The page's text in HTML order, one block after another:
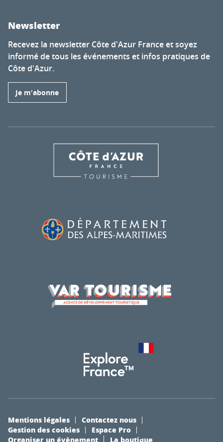
Newsletter
Recevez la newsletter Côte d'Azur France et soyez
informé de tous les événements et infos pratiques de
Côte d'Azur.
Je m'abonne
Mentions légales
Contactez nous
Gestion des cookies
Espace Pro
Organiser un évènement
La boutique